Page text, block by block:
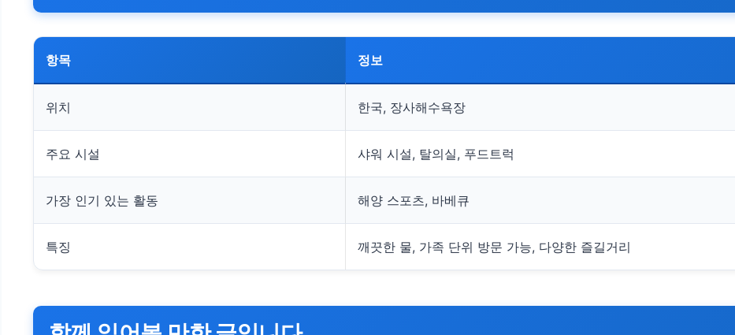
항목 정보
위치 한국, 장사해수욕장
주요 시설 샤워 시설, 탈의실, 푸드트럭
가장 인기 있는 활동 해양 스포츠, 바베큐
특징 깨끗한 물, 가족 단위 방문 가능, 다양한 즐길거리